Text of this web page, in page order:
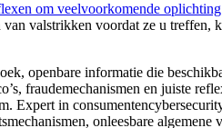
om veelvoorkomende
valstrikken voordat ze u treffen,
openbare informatie die
fraudemechanismen en juiste
Expert in
onleesbare